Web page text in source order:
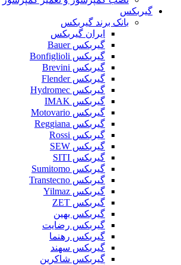
گیربکس
بانک برند گیربکس
ایران گیربکس
گیربکس Bauer
گیربکس Bonfiglioli
گیربکس Brevini
گیربکس Flender
گیربکس Hydromec
گیربکس IMAK
گیربکس Motovario
گیربکس Reggiana
گیربکس Rossi
گیربکس SEW
گیربکس SITI
گیربکس Sumitomo
گیربکس Transtecno
گیربکس Yilmaz
گیربکس ZET
گیربکس بهین
گیربکس رضایت
گیربکس رهنما
گیربکس سهند
گیربکس شاکرین